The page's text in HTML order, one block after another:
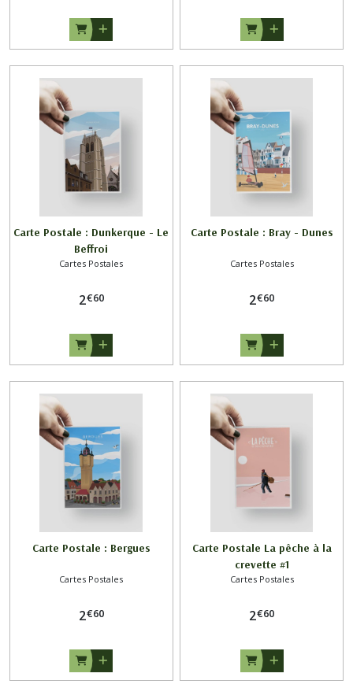
Carte Postale : Dunkerque - Le
Beffroi
Cartes Postales
2€60
Carte Postale : Bray - Dunes
Cartes Postales
2€60
Carte Postale : Bergues
Cartes Postales
2€60
Carte Postale La pêche à la
crevette #1
Cartes Postales
2€60